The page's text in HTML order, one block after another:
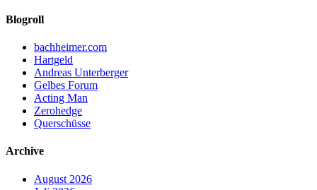
Blogroll
bachheimer.com
Hartgeld
Andreas Unterberger
Gelbes Forum
Acting Man
Zerohedge
Querschüsse
Archive
August 2026